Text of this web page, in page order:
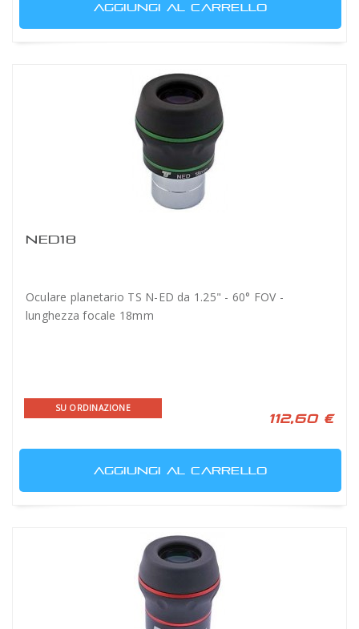
AGGIUNGI AL CARRELLO
NED18
Oculare planetario TS N-ED da 1.25" - 60° FOV -
lunghezza focale 18mm
SU ORDINAZIONE
112,60 €
AGGIUNGI AL CARRELLO